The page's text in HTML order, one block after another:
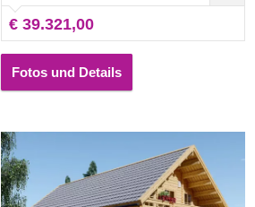
Raum, der als Arbeitsbereich oder als
zusätzliches Schlafzimmer genutzt
können Sie sonnige Tage im Haus
genießen, und auch ein Schritt hinaus auf
€ 39.321,00
Fotos und Details